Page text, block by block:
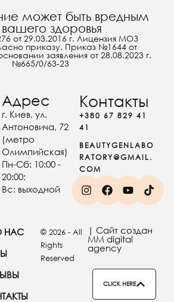
CLICK HERE
может быть вредным
вашего здоровья
от 29.03.2016 г. Лицензия МОЗ
приказу. Приказ №1644 от
заявления от 28.08.2023 г.
№665/0/63-23
Адрес
г. Киев, ул.
Антоновича, 72
(метро
Олимпийская)
Пн-Сб: 10:00 -
20:00;
Вс: выходной
Контакты
+380 67 829 41
41
BEAUTYGENLABO
RATORY@GMAIL.
COM
НАС
© 2026 - All
Rights
Reserved
| Сайт создан
MM digital
agency